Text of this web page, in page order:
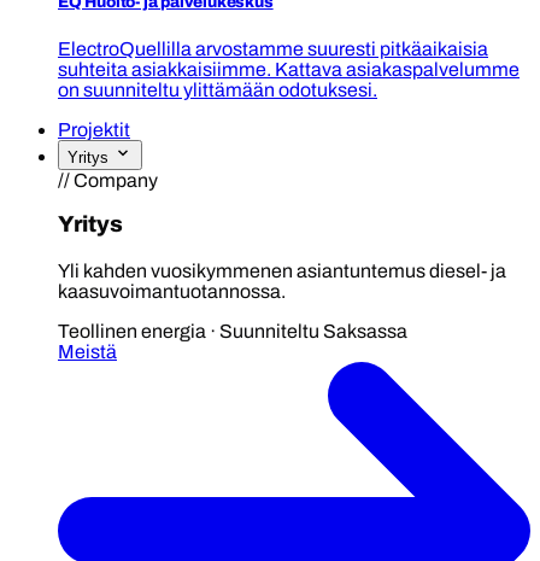
ElectroQuellilla arvostamme suuresti pitkäaikaisia
suhteita asiakkaisiimme. Kattava asiakaspalvelumme
on suunniteltu ylittämään odotuksesi.
Projektit
Yritys
// Company
Yritys
Yli kahden vuosikymmenen asiantuntemus diesel- ja
kaasuvoimantuotannossa.
Teollinen energia · Suunniteltu Saksassa
Meistä